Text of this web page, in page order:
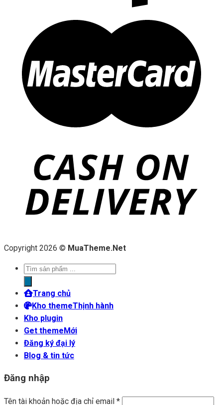
Copyright 2026 © MuaTheme.Net
Tìm
sản
phẩm
Trang chủ
Kho theme
Kho plugin
Get theme
Đăng ký đại lý
Blog & tin tức
Đăng nhập
Tên tài khoản hoặc địa chỉ email *